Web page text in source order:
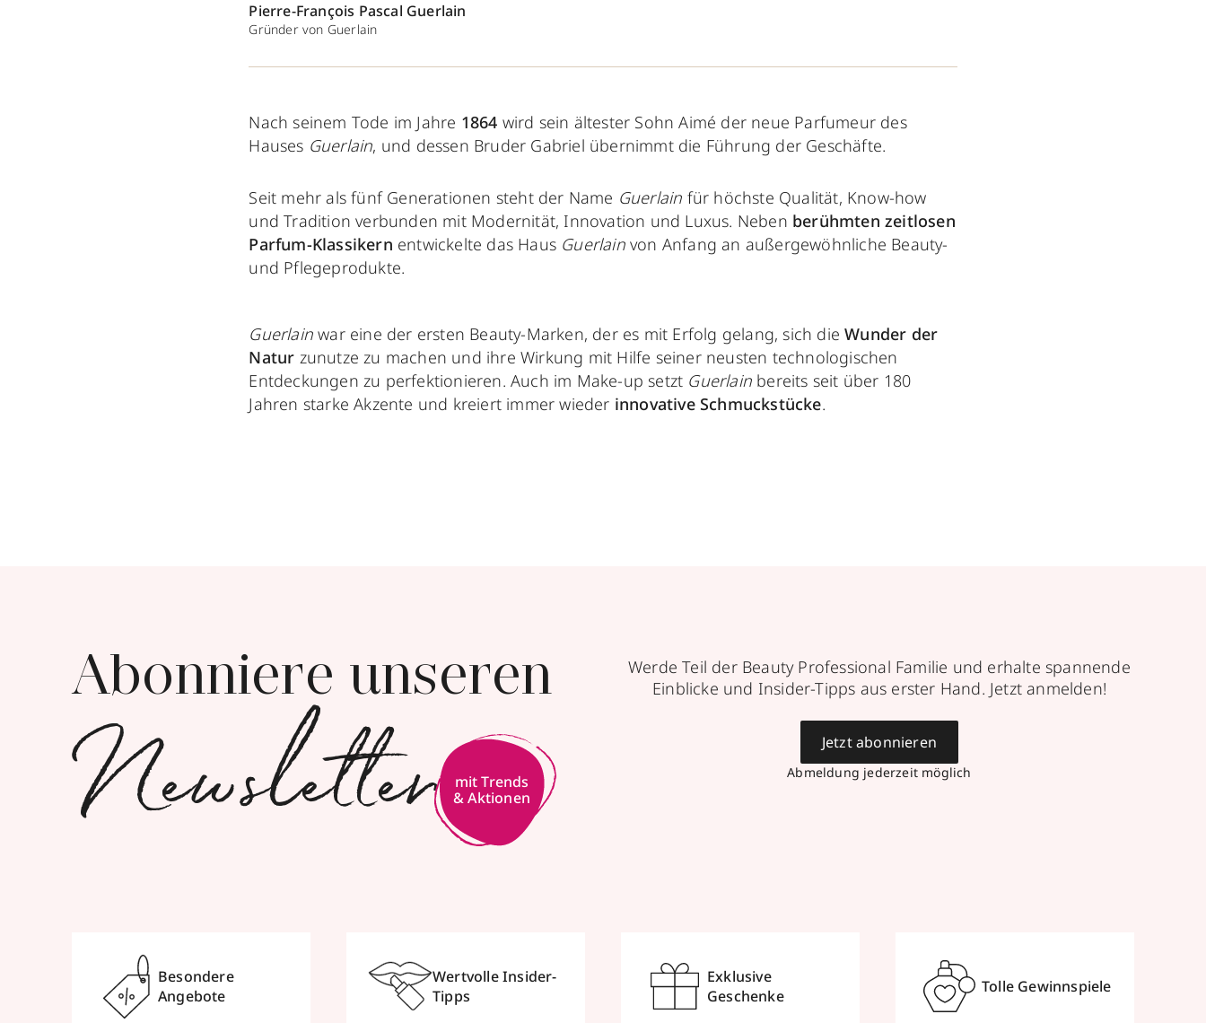
Pierre-François Pascal Guerlain
Gründer von Guerlain
Nach seinem Tode im Jahre 1864 wird sein ältester Sohn Aimé der neue Parfumeur des
Hauses Guerlain, und dessen Bruder Gabriel übernimmt die Führung der Geschäfte.
Seit mehr als fünf Generationen steht der Name Guerlain für höchste Qualität, Know-how
und Tradition verbunden mit Modernität, Innovation und Luxus. Neben berühmten zeitlosen
Parfum-Klassikern entwickelte das Haus Guerlainvon Anfang an außergewöhnliche Beauty-
und Pflegeprodukte.
Guerlainwar eine der ersten Beauty-Marken, der es mit Erfolg gelang, sich dieWunder der
Natur zunutze zu machen und ihre Wirkung mit Hilfe seiner neusten technologischen
Entdeckungen zu perfektionieren. Auch im Make-up setzt Guerlain bereits seit über 180
Jahren starke Akzente und kreiert immer wieder innovative Schmuckstücke.
Abonniere unseren
Newsletter
Werde Teil der Beauty Professional Familie und erhalte spannende
Einblicke und Insider-Tipps aus erster Hand. Jetzt anmelden!
Abmeldung jederzeit möglich
Jetzt abonnieren
Besondere
Angebote
Wertvolle Insider-
Tipps
Exklusive
Geschenke
Tolle Gewinnspiele